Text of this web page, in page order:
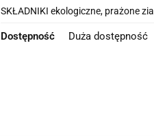
SKŁADNIKI ekologiczne, prażone
Dostępność Duża dostępność